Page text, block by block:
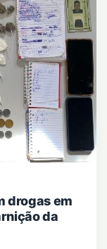
drogas em
da